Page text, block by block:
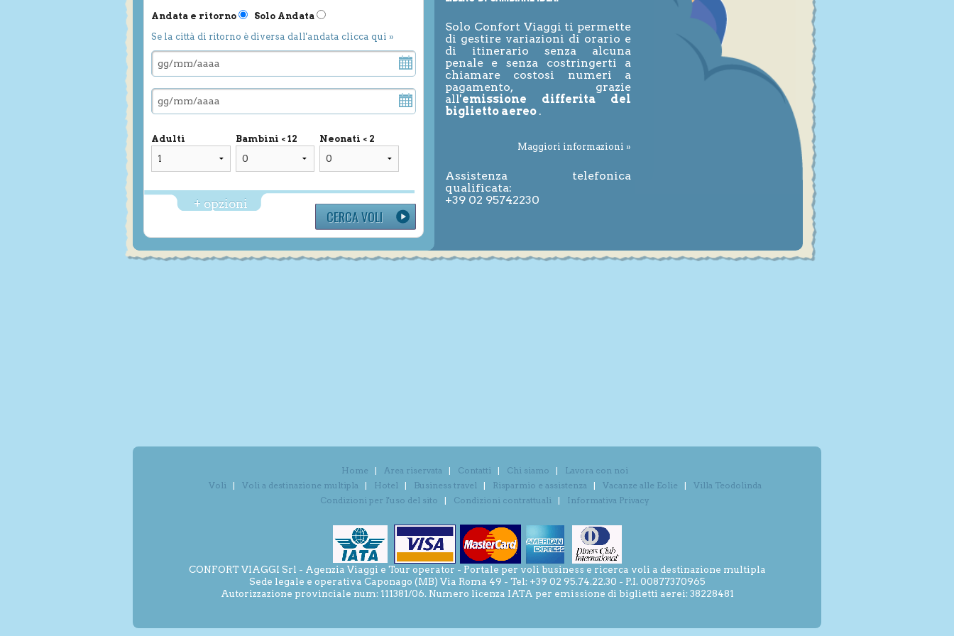
Andata e ritorno
Solo Andata
Se la città di ritorno è diversa dall'andata clicca qui »
Adulti Bambini < 12 Neonati < 2
+ opzioni
Solo Confort Viaggi ti permette
di gestire variazioni di orario e
di itinerario senza alcuna
penale e senza costringerti a
chiamare costosi numeri a
pagamento, grazie
all'emissione differita del
biglietto aereo .
Maggiori informazioni »
Assistenza telefonica
qualificata:
+39 02 95742230
Home Area riservata Contatti Chi siamo
Lavora con noi
Voli
Voli a destinazione multipla Hotel Business travel Risparmio e assistenza Vacanze alle Eolie
Villa Teodolinda
Condizioni per l'uso del sito
Condizioni contrattuali Informativa Privacy
CONFORT VIAGGI Srl - Agenzia Viaggi e Tour operator - Portale per voli business e ricerca voli a destinazione multipla
Sede legale e operativa Caponago (MB) Via Roma 49 - Tel: +39 02 95.74.22.30 - P.I. 00877370965
Autorizzazione provinciale num: 111381/06. Numero licenza IATA per emissione di biglietti aerei: 38228481